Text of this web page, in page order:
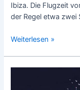
Ibiza. Die Flugzeit
der Regel etwa
Wie
Weiterlesen »